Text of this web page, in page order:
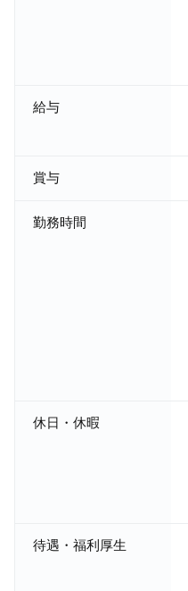
給与
賞与
勤務時間
休日・休暇
待遇・福利厚生